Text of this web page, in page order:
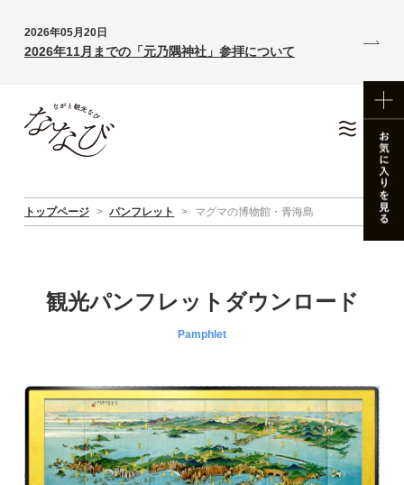
2026年05月20日
2026年11月までの「元乃隅神社」参拝について
トップページ > パンフレット > マグマの博物館・青海島
観光パンフレットダウンロード
Pamphlet